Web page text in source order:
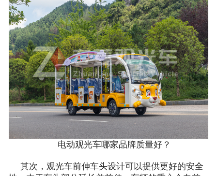
电动观光车哪家品牌质量好？
其次，观光车前伸车头设计可以提供更好的安全